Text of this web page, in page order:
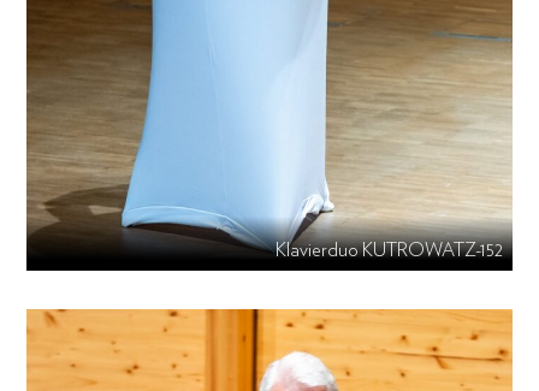
Klavierduo KUTROWATZ-152